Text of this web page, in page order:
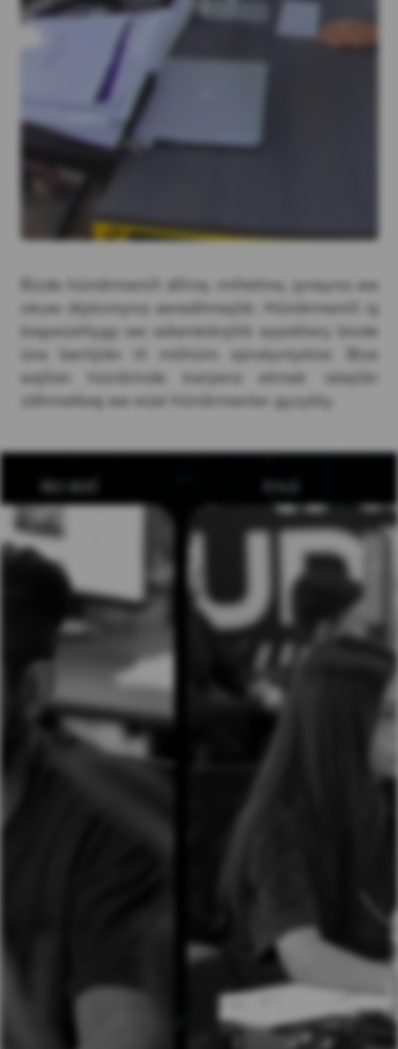
Bizde hünärmeniň diline, milletine, jynsyna we
okuw diplomyna seredilmeýär. Hünärmeniň iş
başarjaňlygy we adamkärçilik sypatlary bizde
üns berilýän iň möhüm aýratynlyklar. Bize
saýlan hünärinde karýera etmek isleýän
zähmetkeş we erjel hünärmenler gyzykly.